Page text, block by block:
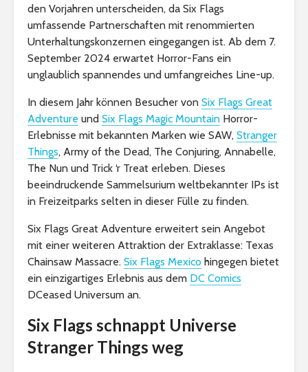
den Vorjahren unterscheiden, da Six Flags
umfassende Partnerschaften mit renommierten
Unterhaltungskonzernen eingegangen ist. Ab dem 7.
September 2024 erwartet Horror-Fans ein
unglaublich spannendes und umfangreiches Line-up.
In diesem Jahr können Besucher von Six Flags Great
Adventure und Six Flags Magic Mountain Horror-
Erlebnisse mit bekannten Marken wie SAW, Stranger
Things, Army of the Dead, The Conjuring, Annabelle,
The Nun und Trick ‘r Treat erleben. Dieses
beeindruckende Sammelsurium weltbekannter IPs ist
in Freizeitparks selten in dieser Fülle zu finden.
Six Flags Great Adventure erweitert sein Angebot
mit einer weiteren Attraktion der Extraklasse: Texas
Chainsaw Massacre. Six Flags Mexico hingegen bietet
ein einzigartiges Erlebnis aus dem DC Comics
DCeased Universum an.
Six Flags schnappt Universe
Stranger Things weg